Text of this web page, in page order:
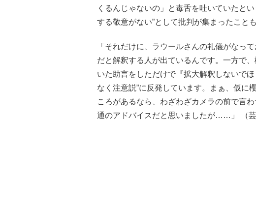
くるんじゃないの」と毒舌を吐いていたと
する敬意がない”として批判が集まったことも
「それだけに、ラウールさんの礼儀がなっ
だと解釈する人が出ているんです。一方で
いた助言をしただけで『拡大解釈しないで
なく注意説”に反発しています。まぁ、仮に
ころがあるなら、わざわざカメラの前で言
通のアドバイスだと思いましたが……」 （芸